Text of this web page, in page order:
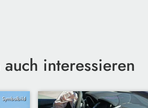
interessieren
Symbolbild